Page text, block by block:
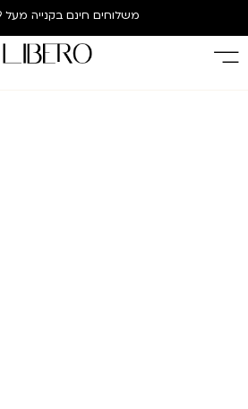
משלוחים חינם בקנייה מעל 299 ש”ח